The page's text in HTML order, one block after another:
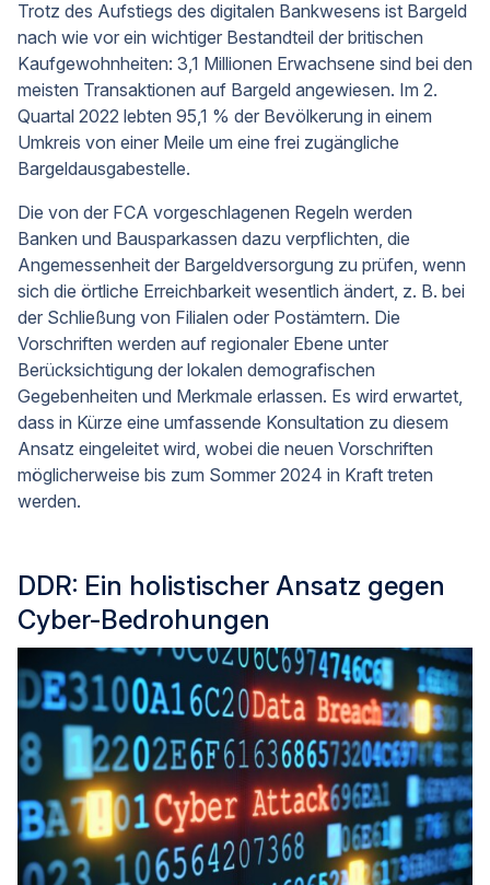
Trotz des Aufstiegs des digitalen Bankwesens ist Bargeld
nach wie vor ein wichtiger Bestandteil der britischen
Kaufgewohnheiten: 3,1 Millionen Erwachsene sind bei den
meisten Transaktionen auf Bargeld angewiesen. Im 2.
Quartal 2022 lebten 95,1 % der Bevölkerung in einem
Umkreis von einer Meile um eine frei zugängliche
Bargeldausgabestelle.
Die von der FCA vorgeschlagenen Regeln werden
Banken und Bausparkassen dazu verpflichten, die
Angemessenheit der Bargeldversorgung zu prüfen, wenn
sich die örtliche Erreichbarkeit wesentlich ändert, z. B. bei
der Schließung von Filialen oder Postämtern. Die
Vorschriften werden auf regionaler Ebene unter
Berücksichtigung der lokalen demografischen
Gegebenheiten und Merkmale erlassen. Es wird erwartet,
dass in Kürze eine umfassende Konsultation zu diesem
Ansatz eingeleitet wird, wobei die neuen Vorschriften
möglicherweise bis zum Sommer 2024 in Kraft treten
werden.
DDR: Ein holistischer Ansatz gegen
Cyber-Bedrohungen